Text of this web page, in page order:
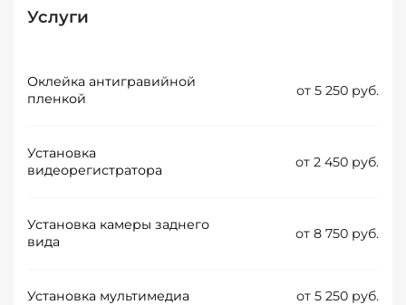
Услуги
Оклейка антигравийной
пленкой
от 5 250 руб.
Установка
видеорегистратора
от 2 450 руб.
Установка камеры заднего
вида
от 8 750 руб.
Установка мультимедиа от 5 250 руб.